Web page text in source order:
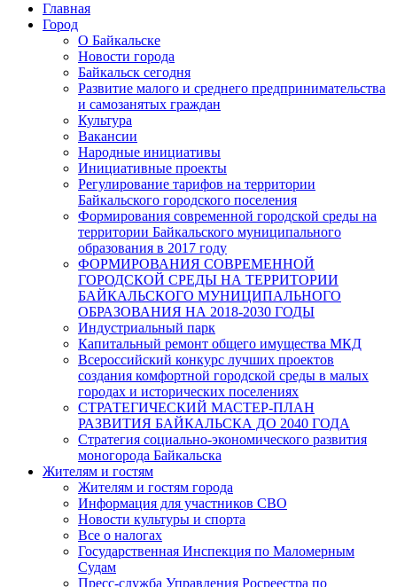
Главная
Город
О Байкальске
Новости города
Байкальск сегодня
Развитие малого и среднего предпринимательства
и самозанятых граждан
Культура
Вакансии
Народные инициативы
Инициативные проекты
Регулирование тарифов на территории
Байкальского городского поселения
Формирования современной городской среды на
территории Байкальского муниципального
образования в 2017 году
ФОРМИРОВАНИЯ СОВРЕМЕННОЙ
ГОРОДСКОЙ СРЕДЫ НА ТЕРРИТОРИИ
БАЙКАЛЬСКОГО МУНИЦИПАЛЬНОГО
ОБРАЗОВАНИЯ НА 2018-2030 ГОДЫ
Индустриальный парк
Капитальный ремонт общего имущества МКД
Всероссийский конкурс лучших проектов
создания комфортной городской среды в малых
городах и исторических поселениях
СТРАТЕГИЧЕСКИЙ МАСТЕР-ПЛАН
РАЗВИТИЯ БАЙКАЛЬСКА ДО 2040 ГОДА
Стратегия социально-экономического развития
моногорода Байкальска
Жителям и гостям
Жителям и гостям города
Информация для участников СВО
Новости культуры и спорта
Все о налогах
Государственная Инспекция по Маломерным
Судам
Пресс-служба Управления Росреестра по